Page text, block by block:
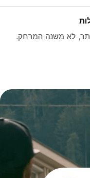
לא משנה המרחק.